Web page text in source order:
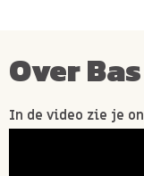
Over
In de video zie je